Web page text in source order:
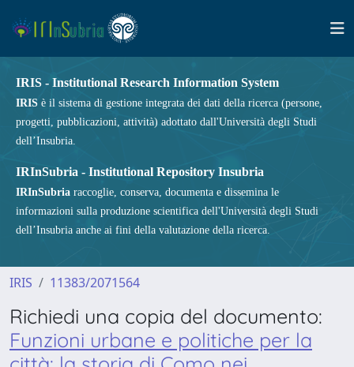
IRIS - Institutional Research Information System
IRIS è il sistema di gestione integrata dei dati della ricerca (persone,
progetti, pubblicazioni, attività) adottato dall'Università degli Studi
dell’Insubria.
IRInSubria - Institutional Repository Insubria
IRInSubria raccoglie, conserva, documenta e dissemina le
informazioni sulla produzione scientifica dell'Università degli Studi
dell’Insubria anche ai fini della valutazione della ricerca.
IRIS 11383/2071564
Richiedi una copia del documento:
Funzioni urbane e politiche per la